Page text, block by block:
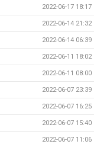
2022-06-17 18:17
2022-06-14 21:32
2022-06-14 06:39
2022-06-11 18:02
2022-06-11 08:00
2022-06-07 23:39
2022-06-07 16:25
2022-06-07 15:40
2022-06-07 11:06